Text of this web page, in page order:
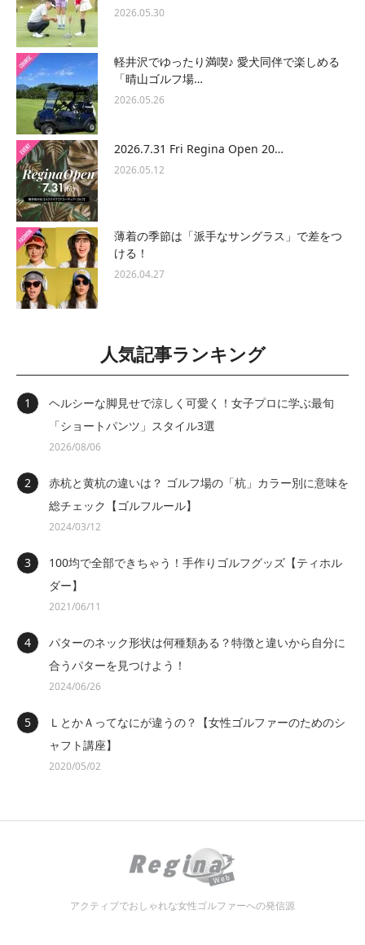
2026.05.30
軽井沢でゆったり満喫♪ 愛犬同伴で楽しめる
「晴山ゴルフ場…
2026.05.26
2026.7.31 Fri Regina Open 20…
2026.05.12
薄着の季節は「派手なサングラス」で差をつ
ける！
2026.04.27
人気記事ランキング
ヘルシーな脚見せで涼しく可愛く！女子プロに学ぶ最旬
「ショートパンツ」スタイル3選
2026/08/06
赤杭と黄杭の違いは？ ゴルフ場の「杭」カラー別に意味を
総チェック【ゴルフルール】
2024/03/12
100均で全部できちゃう！手作りゴルフグッズ【ティホル
ダー】
2021/06/11
パターのネック形状は何種類ある？特徴と違いから自分に
合うパターを見つけよう！
2024/06/26
ＬとかＡってなにが違うの？【女性ゴルファーのためのシ
ャフト講座】
2020/05/02
アクティブでおしゃれな女性ゴルファーへの発信源